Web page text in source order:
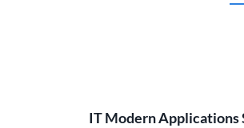
IT Modern Applications